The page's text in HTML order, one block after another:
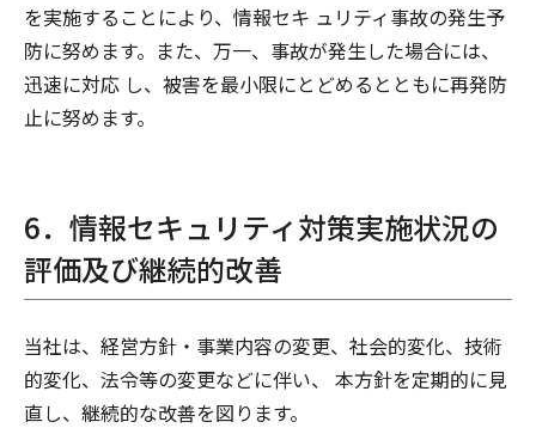
を実施することにより、情報セキ ュリティ事故の発生予
防に努めます。また、万一、事故が発生した場合には、
迅速に対応 し、被害を最小限にとどめるとともに再発防
止に努めます。
6．情報セキュリティ対策実施状況の
評価及び継続的改善
当社は、経営方針・事業内容の変更、社会的変化、技術
的変化、法令等の変更などに伴い、 本方針を定期的に見
直し、継続的な改善を図ります。